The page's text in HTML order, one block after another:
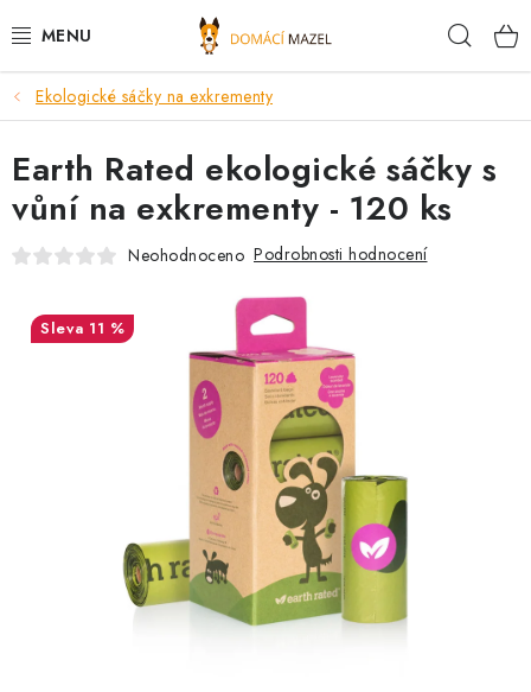
na
DOPORUČUJEME
VÝPRODEJ SKLADU
PSI
KONĚ
Ekologické sáčky na exkrementy
Earth Rated ekologické sáčky s
vůní na exkrementy - 120 ks
Neohodnoceno Podrobnosti hodnocení
11 %